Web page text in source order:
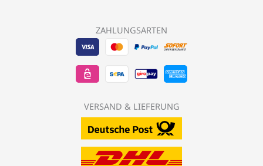
ZAHLUNGSARTEN
Visa
-
LebensForm24
Mastercard
-
Sofort
-
EPS
-
LebensForm24
Sepa
Banktransfer
-
VERSAND & LIEFERUNG